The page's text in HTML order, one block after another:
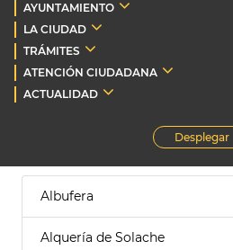
AYUNTAMIENTO
LA CIUDAD
TRÁMITES
ATENCIÓN CIUDADANA
ACTUALIDAD
Desplegar
Albufera
Alquería de Solache